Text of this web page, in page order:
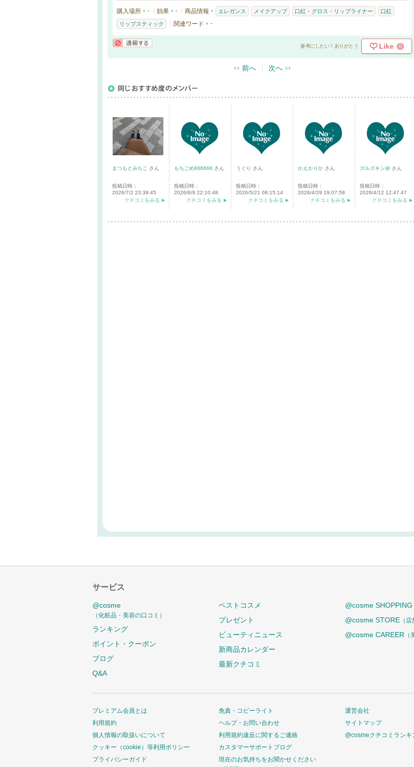
購入場所 - 効果 - 商品情報 エレガンス メイクアップ 口紅・グロス・リップライナー 口紅
リップスティック 関連ワード -
参考にしたい！ありがとう Like 0
前へ 次へ
まつもとみちこ さん
投稿日時：
2026/7/2 23:39:45
クチコミをみる
もちごめ666666 さん
投稿日時：
2026/6/9 22:10:48
クチコミをみる
うぐり さん
投稿日時：
2026/5/21 08:15:14
クチコミをみる
かえかりか さん
投稿日時：
2026/4/29 19:07:58
クチコミをみる
ズルズキン@ さん
投稿日時：
2026/4/12 12:47:47
クチコミをみる
サービス
@cosme
（化粧品・美容の口コミ）
ランキング
ポイント・クーポン
ブログ
Q&A
ベストコスメ
プレゼント
ビューティニュース
新商品カレンダー
最新クチコミ
@cosme SHOPPING
@cosme STORE （店
@cosme CAREER
プレミアム会員とは
利用規約
個人情報の取扱いについて
クッキー（cookie）等利用ポリシー
プライバシーガイド
免責・コピーライト
ヘルプ・お問い合わせ
利用規約違反に関するご連絡
カスタマーサポートブログ
現在のお気持ちをお聞かせください
運営会社
サイトマップ
@cosmeクチコミランキ